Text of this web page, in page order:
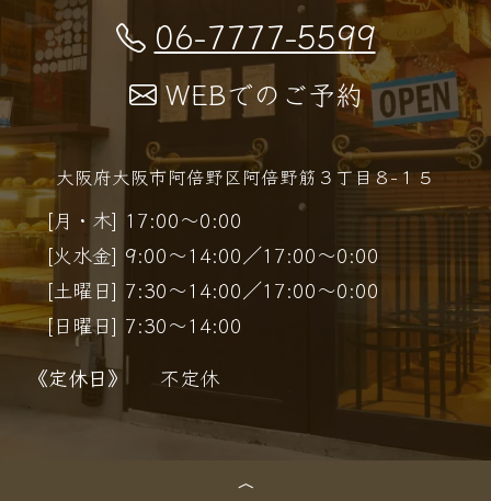
06-7777-5599
WEBでのご予約
大阪府大阪市阿倍野区阿倍野筋３丁目８−１５
[月・木] 17:00～0:00
[火水金] 9:00～14:00／17:00～0:00
[土曜日] 7:30～14:00／17:00～0:00
[日曜日] 7:30～14:00
《定休日》
不定休